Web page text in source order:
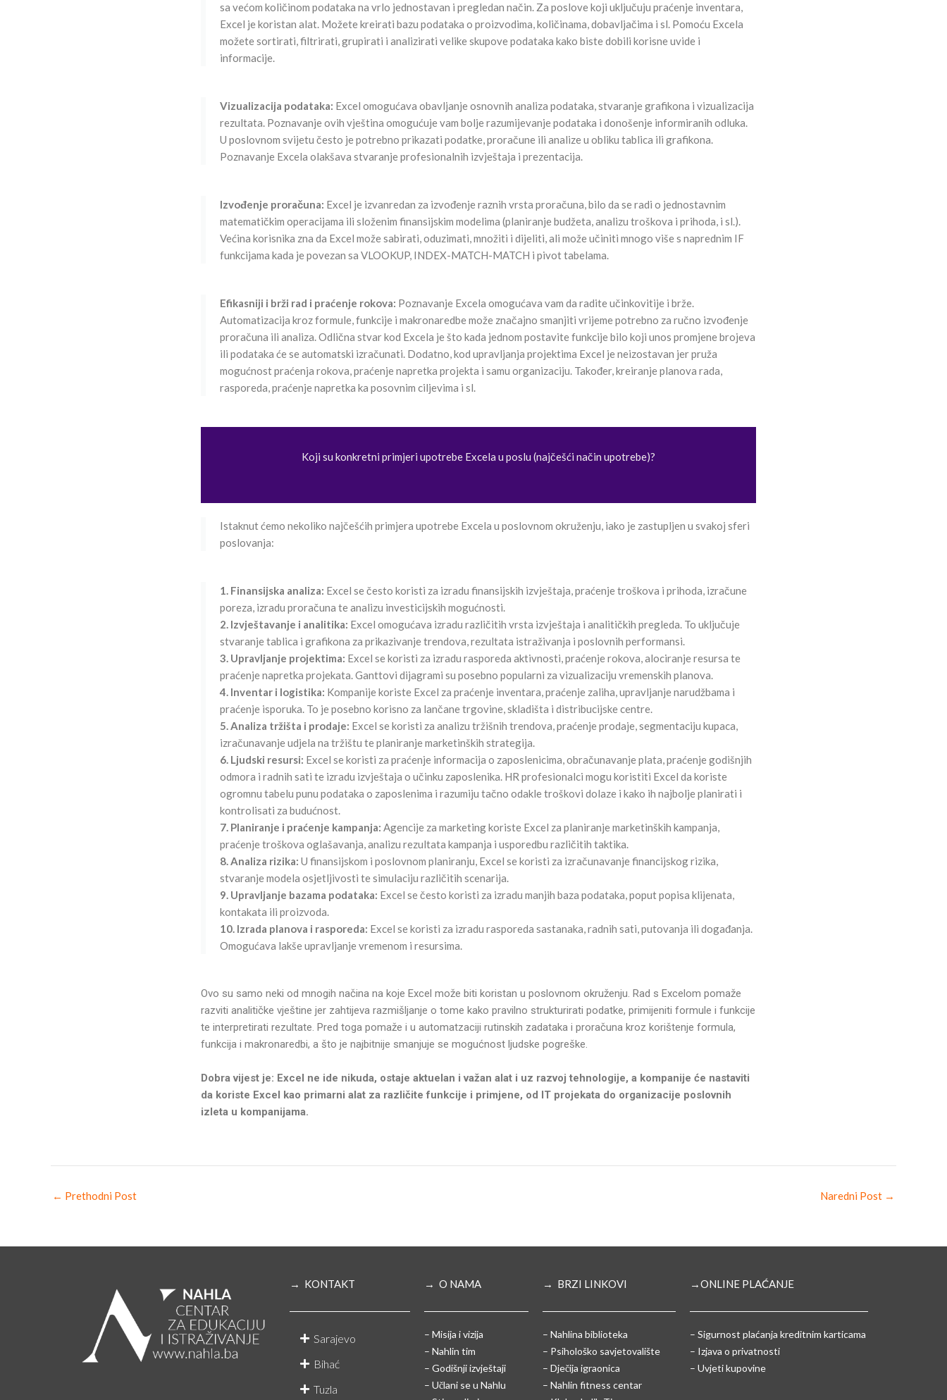
sa većom količinom podataka na vrlo jednostavan i pregledan način. Za poslove koji uključuju praćenje inventara,
Excel je koristan alat. Možete kreirati bazu podataka o proizvodima, količinama, dobavljačima i sl. Pomoću Excela
možete sortirati, filtrirati, grupirati i analizirati velike skupove podataka kako biste dobili korisne uvide i
informacije.
Vizualizacija podataka: Excel omogućava obavljanje osnovnih analiza podataka, stvaranje grafikona i vizualizacija
rezultata. Poznavanje ovih vještina omogućuje vam bolje razumijevanje podataka i donošenje informiranih odluka.
U poslovnom svijetu često je potrebno prikazati podatke, proračune ili analize u obliku tablica ili grafikona.
Poznavanje Excela olakšava stvaranje profesionalnih izvještaja i prezentacija.
Izvođenje proračuna: Excel je izvanredan za izvođenje raznih vrsta proračuna, bilo da se radi o jednostavnim
matematičkim operacijama ili složenim finansijskim modelima (planiranje budžeta, analizu troškova i prihoda, i sl.).
Većina korisnika zna da Excel može sabirati, oduzimati, množiti i dijeliti, ali može učiniti mnogo više s naprednim IF
funkcijama kada je povezan sa VLOOKUP, INDEX-MATCH-MATCH i pivot tabelama.
Efikasniji i brži rad i praćenje rokova: Poznavanje Excela omogućava vam da radite učinkovitije i brže.
Automatizacija kroz formule, funkcije i makronaredbe može značajno smanjiti vrijeme potrebno za ručno izvođenje
proračuna ili analiza. Odlična stvar kod Excela je što kada jednom postavite funkcije bilo koji unos promjene brojeva
ili podataka će se automatski izračunati. Dodatno, kod upravljanja projektima Excel je neizostavan jer pruža
mogućnost praćenja rokova, praćenje napretka projekta i samu organizaciju. Također, kreiranje planova rada,
rasporeda, praćenje napretka ka posovnim ciljevima i sl.
Koji su konkretni primjeri upotrebe Excela u poslu (najčešći način upotrebe)?
Istaknut ćemo nekoliko najčešćih primjera upotrebe Excela u poslovnom okruženju, iako je zastupljen u svakoj sferi
poslovanja:
1. Finansijska analiza: Excel se često koristi za izradu finansijskih izvještaja, praćenje troškova i prihoda, izračune
poreza, izradu proračuna te analizu investicijskih mogućnosti.
2. Izvještavanje i analitika: Excel omogućava izradu različitih vrsta izvještaja i analitičkih pregleda. To uključuje
stvaranje tablica i grafikona za prikazivanje trendova, rezultata istraživanja i poslovnih performansi.
3. Upravljanje projektima: Excel se koristi za izradu rasporeda aktivnosti, praćenje rokova, alociranje resursa te
praćenje napretka projekata. Ganttovi dijagrami su posebno popularni za vizualizaciju vremenskih planova.
4. Inventar i logistika: Kompanije koriste Excel za praćenje inventara, praćenje zaliha, upravljanje narudžbama i
praćenje isporuka. To je posebno korisno za lančane trgovine, skladišta i distribucijske centre.
5. Analiza tržišta i prodaje: Excel se koristi za analizu tržišnih trendova, praćenje prodaje, segmentaciju kupaca,
izračunavanje udjela na tržištu te planiranje marketinških strategija.
6. Ljudski resursi: Excel se koristi za praćenje informacija o zaposlenicima, obračunavanje plata, praćenje godišnjih
odmora i radnih sati te izradu izvještaja o učinku zaposlenika. HR profesionalci mogu koristiti Excel da koriste
ogromnu tabelu punu podataka o zaposlenima i razumiju tačno odakle troškovi dolaze i kako ih najbolje planirati i
kontrolisati za budućnost.
7. Planiranje i praćenje kampanja: Agencije za marketing koriste Excel za planiranje marketinških kampanja,
praćenje troškova oglašavanja, analizu rezultata kampanja i usporedbu različitih taktika.
8. Analiza rizika: U finansijskom i poslovnom planiranju, Excel se koristi za izračunavanje financijskog rizika,
stvaranje modela osjetljivosti te simulaciju različitih scenarija.
9. Upravljanje bazama podataka: Excel se često koristi za izradu manjih baza podataka, poput popisa klijenata,
kontakata ili proizvoda.
10. Izrada planova i rasporeda: Excel se koristi za izradu rasporeda sastanaka, radnih sati, putovanja ili događanja.
Omogućava lakše upravljanje vremenom i resursima.
Ovo su samo neki od mnogih načina na koje Excel može biti koristan u poslovnom okruženju. Rad s Excelom pomaže
razviti analitičke vještine jer zahtijeva razmišljanje o tome kako pravilno strukturirati podatke, primijeniti formule i funkcije
te interpretirati rezultate. Pred toga pomaže i u automatzaciji rutinskih zadataka i proračuna kroz korištenje formula,
funkcija i makronaredbi, a što je najbitnije smanjuje se mogućnost ljudske pogreške.
Dobra vijest je: Excel ne ide nikuda, ostaje aktuelan i važan alat i uz razvoj tehnologije, a kompanije će nastaviti
da koriste Excel kao primarni alat za različite funkcije i primjene, od IT projekata do organizacije poslovnih
izleta u kompanijama.
← Prethodni Post Naredni Post →
→ KONTAKT
Sarajevo
Bihać
Tuzla
→ O NAMA
– Misija i vizija
– Nahlin tim
– Godišnji izvještaji
– Učlani se u Nahlu
→ BRZI LINKOVI
– Nahlina biblioteka
– Psihološko savjetovalište
– Dječija igraonica
– Nahlin fitness centar
→ONLINE PLAĆANJE
– Sigurnost plaćanja kreditnim karticama
– Izjava o privatnosti
– Uvjeti kupovine